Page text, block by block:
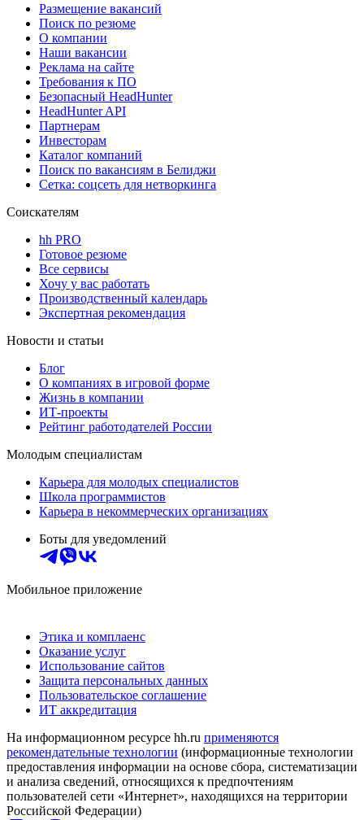
Размещение вакансий
Поиск по резюме
О компании
Наши вакансии
Реклама на сайте
Требования к ПО
Безопасный HeadHunter
HeadHunter API
Партнерам
Инвесторам
Каталог компаний
Поиск по вакансиям в Белиджи
Сетка: соцсеть для нетворкинга
Соискателям
hh PRO
Готовое резюме
Все сервисы
Хочу у вас работать
Производственный календарь
Экспертная рекомендация
Новости и статьи
Блог
О компаниях в игровой форме
Жизнь в компании
ИТ-проекты
Рейтинг работодателей России
Молодым специалистам
Карьера для молодых специалистов
Школа программистов
Карьера в некоммерческих организациях
Боты для уведомлений
Мобильное приложение
Этика и комплаенс
Оказание услуг
Использование сайтов
Защита персональных данных
Пользовательское соглашение
ИТ аккредитация
На информационном ресурсе hh.ru применяются
рекомендательные технологии (информационные технологии
предоставления информации на основе сбора, систематизации
и анализа сведений, относящихся к предпочтениям
пользователей сети «Интернет», находящихся на территории
Российской Федерации)